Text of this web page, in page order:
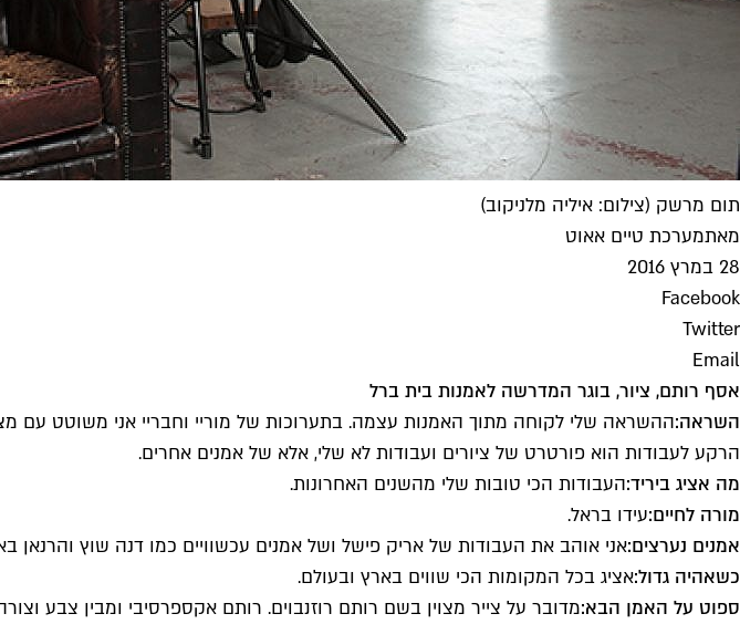
תום מרשק (צילום: איליה מלניקוב)
מאתמערכת טיים אאוט
28 במרץ 2016
Facebook
Twitter
Email
אסף רותם, ציור, בוגר המדרשה לאמנות בית ברל
השראה:ההשראה שלי לקוחה מתוך האמנות עצמה. בתערוכות של מוריי וחבריי אני משוטט
הרקע לעבודות הוא פורטרט של ציורים ועבודות לא שלי, אלא של אמנים אחרים.
מה אציג ביריד:העבודות הכי טובות שלי מהשנים האחרונות.
מורה לחיים:עידו בראל.
אמנים נערצים:אני אוהב את העבודות של אריק פישל ושל אמנים עכשוויים כמו דנה שוץ והרנאן
כשאהיה גדול:אציג בכל המקומות הכי שווים בארץ ובעולם.
ספוט על האמן הבא:מדובר על צייר מצוין בשם רותם רוזנבוים. רותם אקספרסיבי ומבין צבע